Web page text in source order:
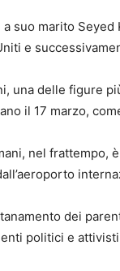
a suo marito
e
una delle figure
il 17 marzo,
nel frattempo,
dei
politici e